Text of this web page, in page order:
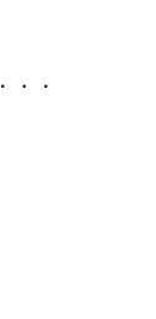
・・